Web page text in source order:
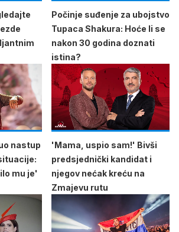
Počinje suđenje za ubojstvo
Tupaca Shakura: Hoće li se
nakon 30 godina doznati
istina?
nastup
mu je'
'Mama, uspio sam!' Bivši
predsjednički kandidat i
njegov nećak kreću na
Zmajevu rutu